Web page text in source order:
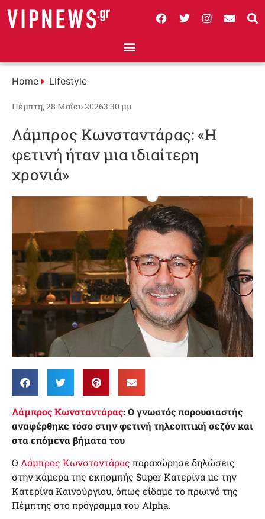
Home Lifestyle
Πέμπτη, 28 Μαΐου 20263:30 μμ
Λάμπρος Κωνσταντάρας: «Η
φετινή ήταν μια ιδιαίτερη
χρονιά»
Λάμπρος Κωνσταντάρας: Ο γνωστός παρουσιαστής
αναφέρθηκε τόσο στην φετινή τηλεοπτική σεζόν και
στα επόμενα βήματα του
Ο Λάμπρος Κωνσταντάρας παραχώρησε δηλώσεις
στην κάμερα της εκπομπής Super Κατερίνα με την
Κατερίνα Καινούργιου, όπως είδαμε το πρωινό της
Πέμπτης στο πρόγραμμα του Alpha.